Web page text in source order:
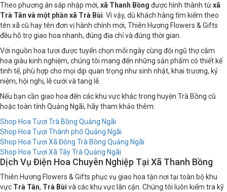
Theo phương án sáp nhập mới, xã Thanh Bồng được hình thành từxã
Trà Tân và một phần xã Trà Bùi . Vì vậy, dù khách hàng tìm kiếm theo
tên xã cũ hay tên đơn vị hành chính mới, Thiên Hương Flowers & Gifts
đều hỗ trợ giao hoa nhanh, đúng địa chỉ và đúng thời gian.
Với nguồn hoa tươi được tuyển chọn mỗi ngày cùng đội ngũ thợ cắm
hoa giàu kinh nghiệm, chúng tôi mang đến những sản phẩm có thiết kế
tinh tế, phù hợp cho mọi dịp quan trọng như sinh nhật, khai trương, kỷ
niệm, hội nghị, lễ cưới và tang lễ.
Nếu bạn cần giao hoa đến các khu vực khác trong huyện Trà Bồng cũ
hoặc toàn tỉnh Quảng Ngãi, hãy tham khảo thêm:
Shop Hoa Tươi Trà Bồng Quảng Ngãi
Shop Hoa Tươi Thành phố Quảng Ngãi
Shop Hoa Tươi Xã Đông Trà Bồng Quảng Ngãi
Shop Hoa Tươi Xã Tây Trà Quảng Ngãi
Dịch Vụ Điện Hoa Chuyên Nghiệp Tại Xã Thanh Bồng
Thiên Hương Flowers & Gifts phục vụ giao hoa tận nơi tại toàn bộ khu
vực Trà Tân, Trà Bùi và các khu vực lân cận. Chúng tôi luôn kiểm tra kỹ